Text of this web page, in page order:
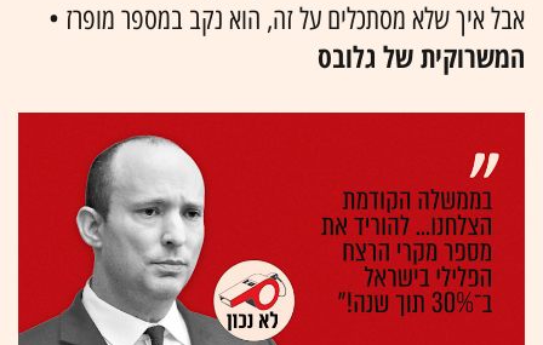
אבל איך שלא מסתכלים על זה, הוא נקב במספר מופרז •
המשרוקית של גלובס